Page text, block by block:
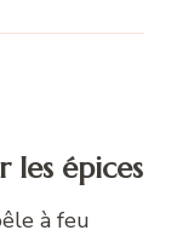
les épices
à feu